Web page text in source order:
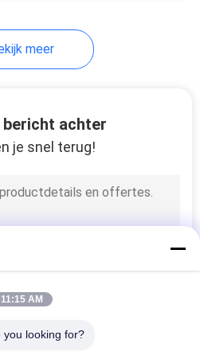
meer
bericht achter
je snel terug!
11:15 AM
you looking for?